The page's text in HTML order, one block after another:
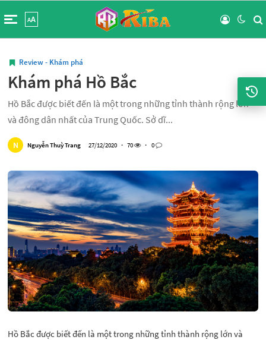
AA
Review - Khám phá
Khám phá Hồ Bắc
Hồ Bắc được biết đến là một trong những tỉnh thành rộng lớn
và đông dân nhất của Trung Quốc. Sở dĩ...
N Nguyễn Thuỳ Trang 27/12/2020 ・ 70 ・ 0
Hồ Bắc được biết đến là một trong những tỉnh thành rộng lớn và